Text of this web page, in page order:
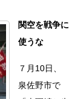
関空を戦争に
使うな
７月10日、
泉佐野市で